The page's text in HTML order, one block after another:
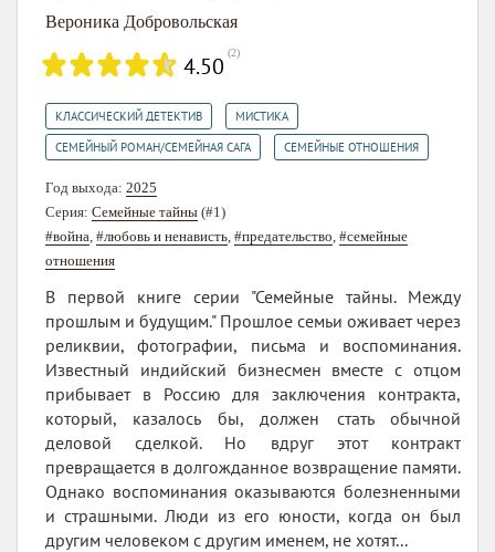
Вероника Добровольская
4.50 (2)
КЛАССИЧЕСКИЙ ДЕТЕКТИВ МИСТИКА
СЕМЕЙНЫЙ РОМАН/СЕМЕЙНАЯ САГА СЕМЕЙНЫЕ ОТНОШЕНИЯ
Год выхода: 2025
Серия: Семейные тайны (#1)
#война #любовь и ненависть #предательство #семейные
отношения
В первой книге серии "Семейные тайны. Между
прошлым и будущим." Прошлое семьи оживает через
реликвии, фотографии, письма и воспоминания.
Известный индийский бизнесмен вместе с отцом
прибывает в Россию для заключения контракта,
который, казалось бы, должен стать обычной
деловой сделкой. Но вдруг этот контракт
превращается в долгожданное возвращение памяти.
Однако воспоминания оказываются болезненными
и страшными. Люди из его юности, когда он был
другим человеком с другим именем, не хотят...